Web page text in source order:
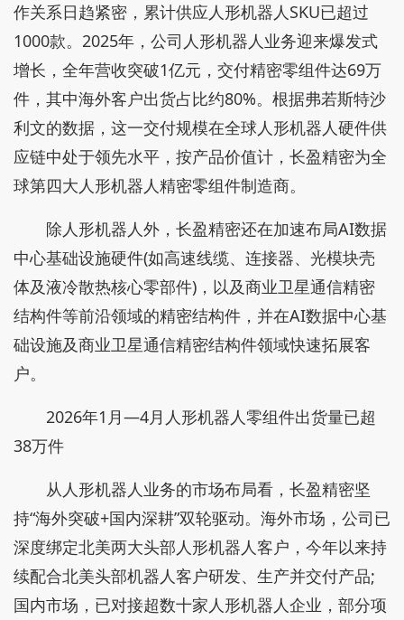
作关系日趋紧密，累计供应人形机器人SKU已超过
1000款。2025年，公司人形机器人业务迎来爆发式
增长，全年营收突破1亿元，交付精密零组件达69万
件，其中海外客户出货占比约80%。根据弗若斯特沙
利文的数据，这一交付规模在全球人形机器人硬件供
应链中处于领先水平，按产品价值计，长盈精密为全
球第四大人形机器人精密零组件制造商。
除人形机器人外，长盈精密还在加速布局AI数据
中心基础设施硬件(如高速线缆、连接器、光模块壳
体及液冷散热核心零部件)，以及商业卫星通信精密
结构件等前沿领域的精密结构件，并在AI数据中心基
础设施及商业卫星通信精密结构件领域快速拓展客
户。
2026年1月—4月人形机器人零组件出货量已超
38万件
从人形机器人业务的市场布局看，长盈精密坚
持“海外突破+国内深耕”双轮驱动。海外市场，公司已
深度绑定北美两大头部人形机器人客户，今年以来持
续配合北美头部机器人客户研发、生产并交付产品;
国内市场，已对接超数十家人形机器人企业，部分项